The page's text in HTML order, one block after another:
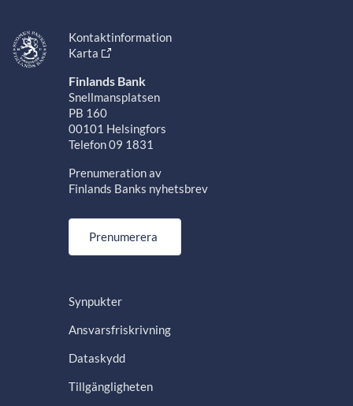
Kontaktinformation
Karta
Finlands Bank
Snellmansplatsen
PB 160
00101 Helsingfors
Telefon 09 1831
Prenumeration av
Finlands Banks nyhetsbrev
Prenumerera
Synpukter
Ansvarsfriskrivning
Dataskydd
Tillgängligheten